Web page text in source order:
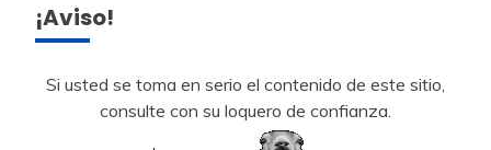
¡Aviso!
Si usted se toma en serio el contenido de este sitio,
consulte con su loquero de confianza.